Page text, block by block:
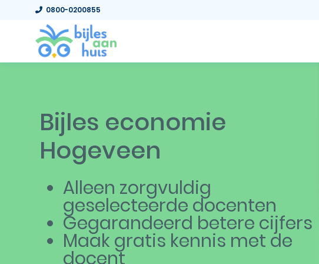
0800-0200855
Bijles economie
Hogeveen
Alleen zorgvuldig
geselecteerde docenten
Gegarandeerd betere cijfers
Maak gratis kennis met de
docent